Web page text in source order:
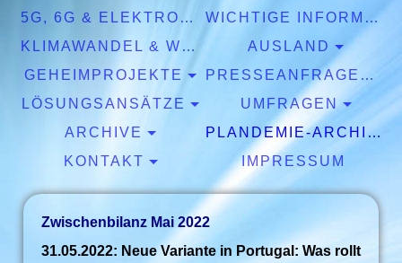
5G, 6G & ELEKTROSMOG
WICHTIGE INFORMATIONEN
KLIMAWANDEL & WETTER
AUSLAND
GEHEIMPROJEKTE
PRESSEANFRAGEN & EXPERTISEN
LÖSUNGSANSÄTZE
UMFRAGEN
ARCHIVE
PLANDEMIE-ARCHIV
KONTAKT
IMPRESSUM
Zwischenbilanz Mai 2022
31.05.2022: Neue Variante in Portugal: Was rollt